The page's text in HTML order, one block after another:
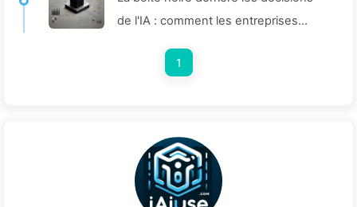
de l'IA : comment les entreprises
et remodeler leurs processus
1